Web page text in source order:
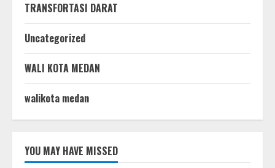
TRANSFORTASI DARAT
Uncategorized
WALI KOTA MEDAN
walikota medan
YOU MAY HAVE MISSED